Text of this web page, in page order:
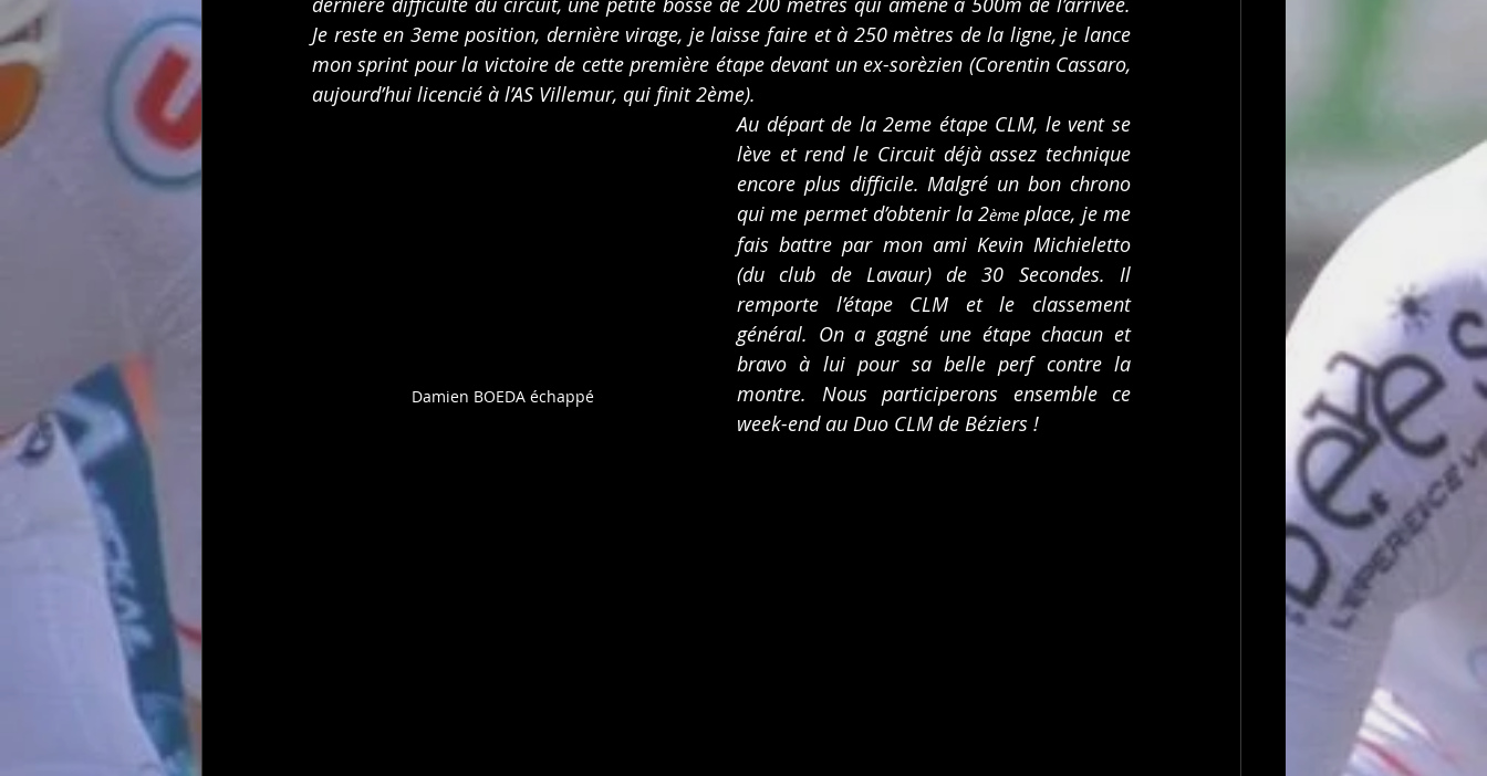
Je reste en 3eme position, dernière virage, je laisse faire et à 250 mètres de la ligne, je lance
mon sprint pour la victoire de cette première étape devant un ex-sorèzien (Corentin Cassaro,
aujourd’hui licencié à l’AS Villemur, qui finit 2ème).
Damien BOEDA échappé
Au départ de la 2eme étape CLM, le vent se
lève et rend le Circuit déjà assez technique
encore plus difficile. Malgré un bon chrono
qui me permet d’obtenir la 2ème place, je me
fais battre par mon ami Kevin Michieletto
(du club de Lavaur) de 30 Secondes. Il
remporte l’étape CLM et le classement
général. On a gagné une étape chacun et
bravo à lui pour sa belle perf contre la
montre. Nous participerons ensemble ce
week-end au Duo CLM de Béziers !